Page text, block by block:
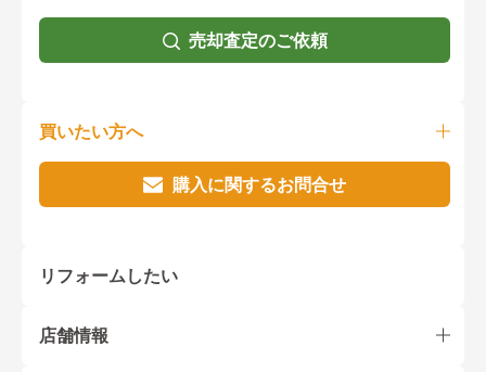
売却査定のご依頼
買いたい方へ
購入に関するお問合せ
リフォームしたい
店舗情報